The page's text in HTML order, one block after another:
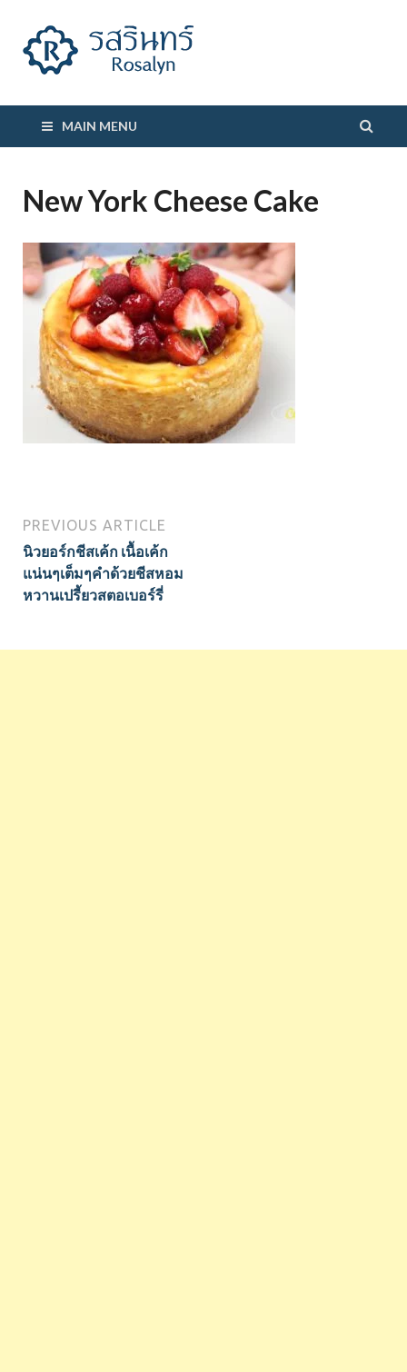
MAIN MENU
New York Cheese Cake
PREVIOUS ARTICLE
นิวยอร์กชีสเค้ก เนื้อเค้ก
แน่นๆเต็มๆคำด้วยชีสหอม
หวานเปรี้ยวสตอเบอร์รี่